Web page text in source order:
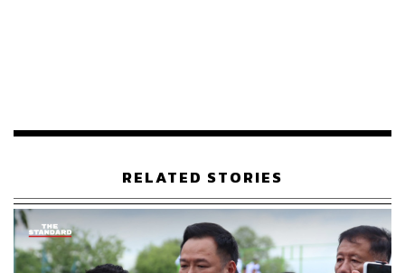
อาหารด้วยวงเงินตั้งแต่ 2,500 บาท สูงสุดถึง 2,000,000
นอกจากนี้ แกร็บยังเสริมทัพด้วย
RELATED STORIES